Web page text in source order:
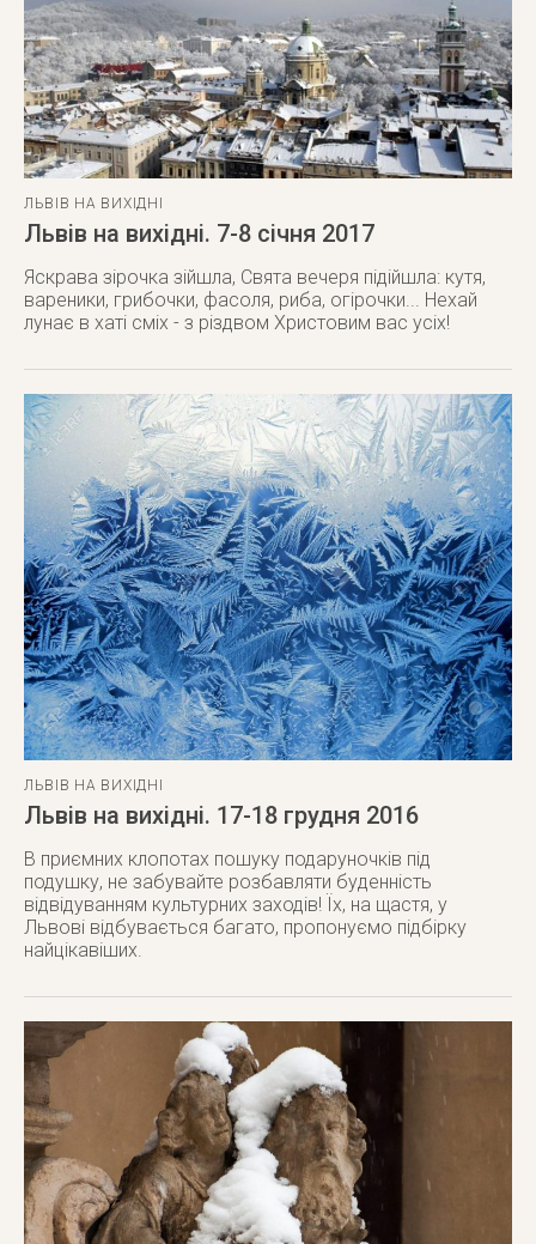
ЛЬВІВ НА ВИХІДНІ
Львів на вихідні. 7-8 січня 2017
Яскрава зірочка зійшла, Свята вечеря підійшла: кутя,
вареники, грибочки, фасоля, риба, огірочки... Нехай
лунає в хаті сміх - з різдвом Христовим вас усіх!
ЛЬВІВ НА ВИХІДНІ
Львів на вихідні. 17-18 грудня 2016
В приємних клопотах пошуку подаруночків під
подушку, не забувайте розбавляти буденність
відвідуванням культурних заходів! Їх, на щастя, у
Львові відбувається багато, пропонуємо підбірку
найцікавіших.